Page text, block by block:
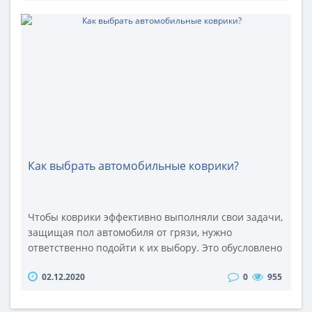
Как выбрать автомобильные коврики?
Чтобы коврики эффективно выполняли свои задачи,
защищая пол автомобиля от грязи, нужно
ответственно подойти к их выбору. Это обусловлено
задачи, которые во многом определяют их
устойчивость к износу и так далее. Виды
02.12.2020 0 955